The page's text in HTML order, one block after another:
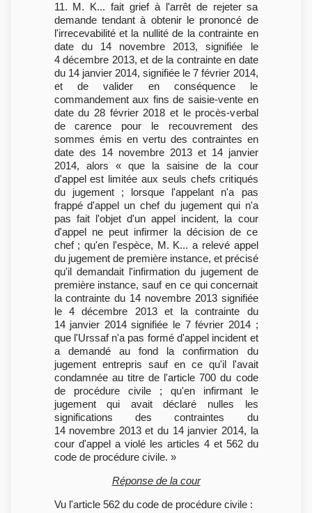
11. M. K... fait grief à l'arrêt de rejeter sa
demande tendant à obtenir le prononcé de
l'irrecevabilité et la nullité de la contrainte en
date du 14 novembre 2013, signifiée le
4 décembre 2013, et de la contrainte en date
du 14 janvier 2014, signifiée le 7 février 2014,
et de valider en conséquence le
commandement aux fins de saisie-vente en
date du 28 février 2018 et le procès-verbal
de carence pour le recouvrement des
sommes émis en vertu des contraintes en
date des 14 novembre 2013 et 14 janvier
2014, alors « que la saisine de la cour
d'appel est limitée aux seuls chefs critiqués
du jugement ; lorsque l'appelant n'a pas
frappé d'appel un chef du jugement qui n'a
pas fait l'objet d'un appel incident, la cour
d'appel ne peut infirmer la décision de ce
chef ; qu'en l'espèce, M. K... a relevé appel
du jugement de première instance, et précisé
qu'il demandait l'infirmation du jugement de
première instance, sauf en ce qui concernait
la contrainte du 14 novembre 2013 signifiée
le 4 décembre 2013 et la contrainte du
14 janvier 2014 signifiée le 7 février 2014 ;
que l'Urssaf n'a pas formé d'appel incident et
a demandé au fond la confirmation du
jugement entrepris sauf en ce qu'il l'avait
condamnée au titre de l'article 700 du code
de procédure civile ; qu'en infirmant le
jugement qui avait déclaré nulles les
significations des contraintes du
14 novembre 2013 et du 14 janvier 2014, la
cour d'appel a violé les articles 4 et 562 du
code de procédure civile. »
Réponse de la cour
Vu l'article 562 du code de procédure civile :